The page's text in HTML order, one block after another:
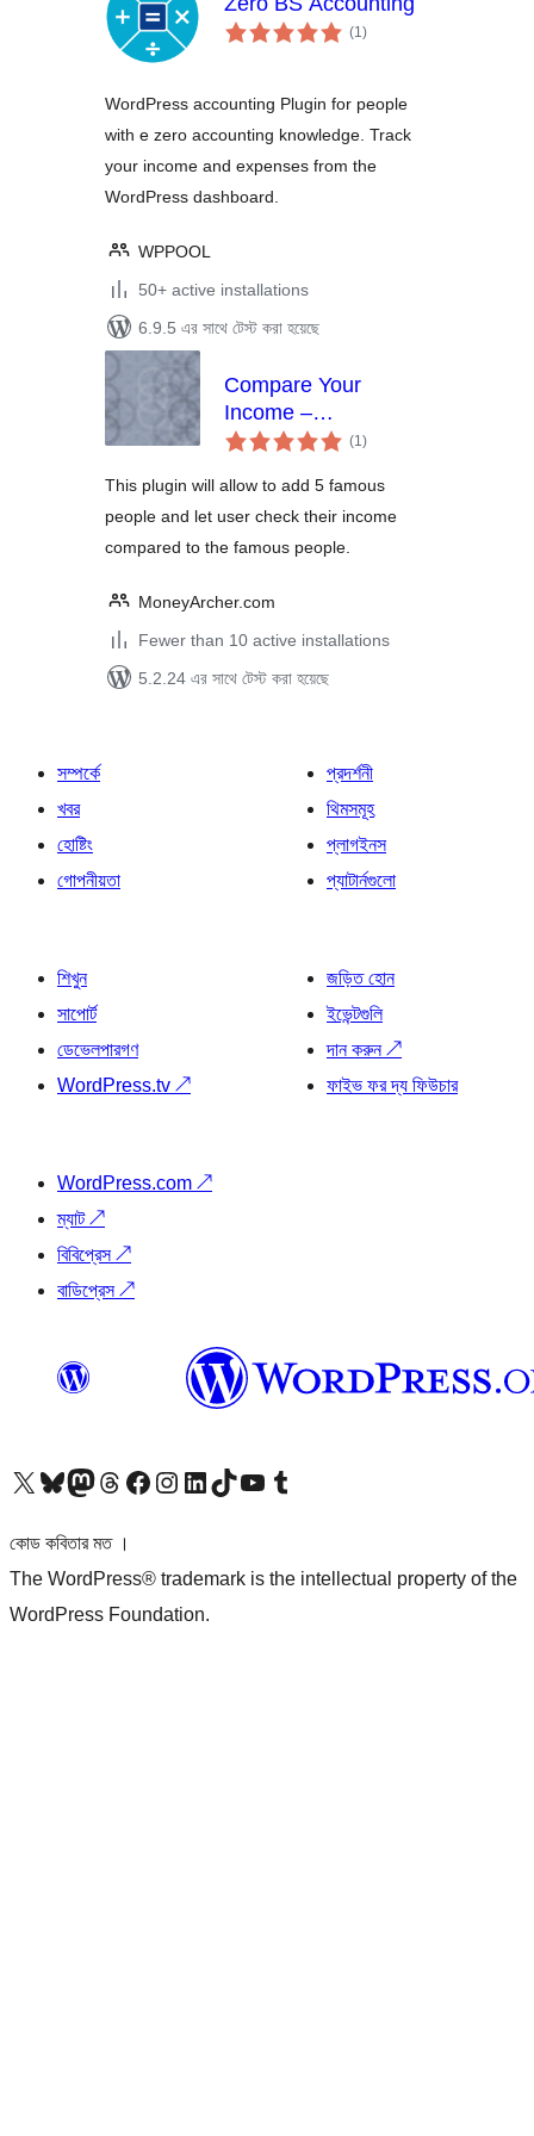
(1total
ratings
)
WordPress accounting Plugin for people
with e zero accounting knowledge. Track
your income and expenses from the
WordPress dashboard.
WPPOOL
50+ active installations
6.9.5 এর সাথে টেস্ট করা হয়েছে
Compare Your
Income –
MoneyArcher(1total
ratings
)
This plugin will allow to add 5 famous
people and let user check their income
compared to the famous people.
MoneyArcher.com
Fewer than 10 active installations
5.2.24 এর সাথে টেস্ট করা হয়েছে
সম্পর্কে
খবর
হোষ্টিং
গোপনীয়তা
প্রদর্শনী
থিমসমূহ
প্লাগইনস
প্যাটার্নগুলো
শিখুন
সাপোর্ট
ডেভেলপারগণ
WordPress.tv ↗
জড়িত হোন
ইভেন্টগুলি
দান করুন↗
ফাইভ ফর দ্য ফিউচার
WordPress.com ↗
ম্যাট↗
বিবিপ্রেস↗
বাডিপ্রেস↗
আমাদের X (আগের টুইটার) অ্যাকাউন্টে যানআমাদের Bluesky অ্যাকাউন্টটি দেখুনআমাদের মাস্টোডন অ্যাকাউন্টটি দেখুনআমাদের থ্রেডস অ্যাকাউন্টটি দেখুনআমাদের ফেসবুক পেজ দেখুনআমাদের ইন্সটাগ্রাম অ্যাকাউন্ট দেখুনআমাদের লিঙ্কডইন অ্যাকাউন্টে যানআমাদের TikTok অ্যাকাউন্টটি দেখুনআমাদের ইউটিউব চ্যানেলে যান আমাদের টাম্বলার অ্যাকাউন্ট দেখুন
কোড কবিতার মত ।
The WordPress® trademark is the intellectual property of the
WordPress Foundation.